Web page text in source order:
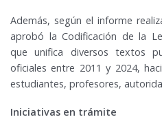
Además, según el informe
aprobó la Codificación de la
que unifica diversos textos
oficiales entre 2011 y 2024,
estudiantes, profesores,
Iniciativas en trámite